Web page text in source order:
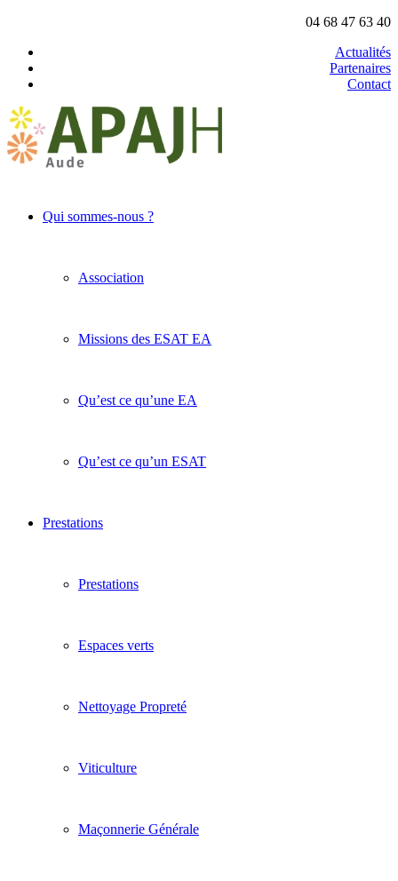
04 68 47 63 40
Actualités
Partenaires
Contact
Qui sommes-nous ?
Association
Missions des ESAT EA
Qu’est ce qu’une EA
Qu’est ce qu’un ESAT
Prestations
Prestations
Espaces verts
Nettoyage Propreté
Viticulture
Maçonnerie Générale